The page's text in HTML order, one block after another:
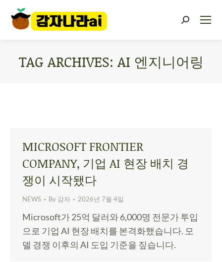
TAG ARCHIVES: AI 엔지니어링
MICROSOFT FRONTIER
COMPANY, 기업 AI 현장 배치 경
쟁이 시작됐다
NEWS By 감자 2026년 7월 4일
Microsoft가 25억 달러와 6,000명 전문가 투입
으로 기업 AI 현장 배치를 본격화했습니다. 모
델 경쟁 이후의 AI 도입 기준을 짚습니다.